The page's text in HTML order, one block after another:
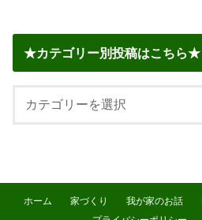
★カテゴリー別投稿はこちら★
ホーム 家づくり 我が家のお話